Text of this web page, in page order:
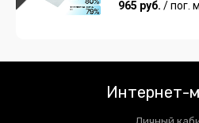
965 руб. / пог. м.
Интернет-